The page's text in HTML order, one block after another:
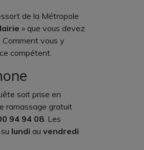
de la Métropole
» que vous devez
vous y
compétent.
soit prise en
ramassage gratuit
94 94 08. Les
su lundi au vendredi